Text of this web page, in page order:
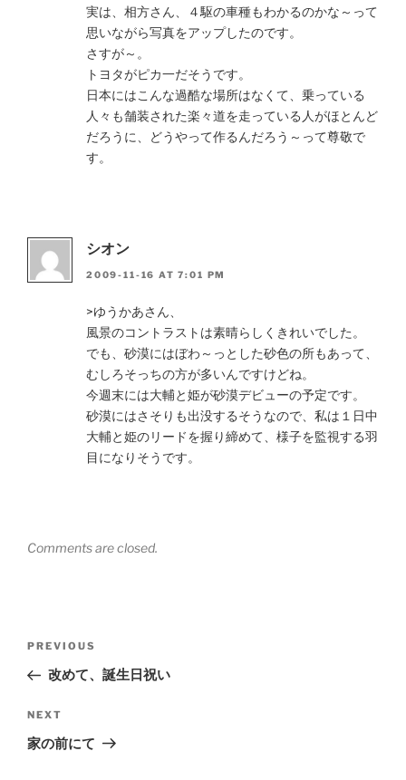
実は、相方さん、４駆の車種もわかるのかな～って
思いながら写真をアップしたのです。
さすが～。
トヨタがピカ一だそうです。
日本にはこんな過酷な場所はなくて、乗っている
人々も舗装された楽々道を走っている人がほとんど
だろうに、どうやって作るんだろう～って尊敬で
す。
シオン
2009-11-16 AT 7:01 PM
>ゆうかあさん、
風景のコントラストは素晴らしくきれいでした。
でも、砂漠にはぼわ～っとした砂色の所もあって、
むしろそっちの方が多いんですけどね。
今週末には大輔と姫が砂漠デビューの予定です。
砂漠にはさそりも出没するそうなので、私は１日中
大輔と姫のリードを握り締めて、様子を監視する羽
目になりそうです。
Comments are closed.
Previous
Post
PREVIOUS
改めて、誕生日祝い
Next
Post
NEXT
家の前にて